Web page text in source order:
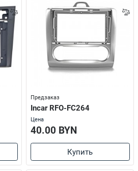
Предзаказ
Incar RFO-FC264
Цена
40.00 BYN
Купить